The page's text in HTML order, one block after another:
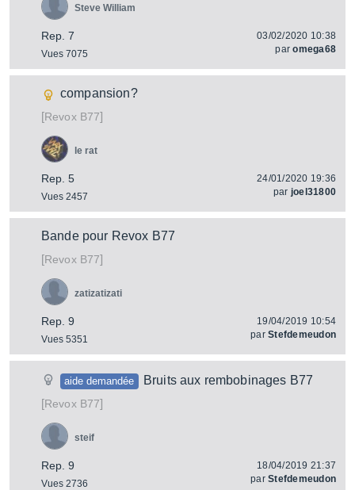
Rep. 7
Vues 7075
Steve William
03/02/2020 10:38
paromega68
compansion?
[RevoxB77]
Rep. 5
Vues 2457
le rat
24/01/2020 19:36
par joel31800
Bande pour Revox B77
[RevoxB77]
Rep. 9
Vues 5351
zatizatizati
19/04/2019 10:54
parStefdemeudon
aide demandée
Bruits aux rembobinages B77
[RevoxB77]
Rep. 9
Vues 2736
steif
18/04/2019 21:37
parStefdemeudon